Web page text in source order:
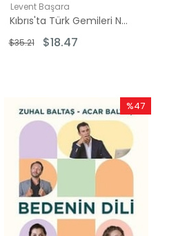
Levent Başara
Kıbrıs'ta Türk Gemileri Nasıl Vuruldu? Son Tanıkların Anlatımlarıyla Kıbrıs Barış Harekatı'nın Hava
$18.47
$35.21
%47
İndirim